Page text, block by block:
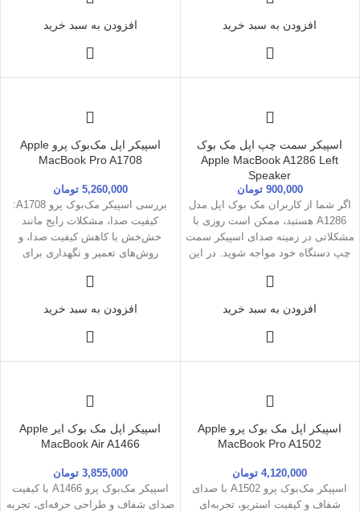
افزودن به سبد خرید
مطالعه این مقاله، می‌توانید مشکلات
خود را شناسایی کرده و اقدام به رفع
افزودن به سبد خرید
اسپیکر سمت چپ اپل مک بوک
Apple MacBook A1286 Left
Speaker
900,000 تومان
اگر شما از کاربران مک بوک اپل مدل
A1286 هستید، ممکن است روزی با
مشکلاتی در زمینه صدای اسپیکر سمت
چپ دستگاه خود مواجه شوید. در این
خرابی اسپیکر سمت چپ و راه‌های
مطالعه این مقاله، می‌توانید مشکلات
خود را شناسایی کرده و اقدام به رفع
افزودن به سبد خرید
اسپیکر اپل مک‌بوک پرو Apple
MacBook Pro A1708
5,260,000 تومان
بررسی اسپیکر مک‌بوک پرو A1708:
کیفیت صدا، مشکلات رایج مانند
خش‌خش یا کاهش کیفیت صدا، و
روش‌های تعمیر و نگهداری برای
افزودن به سبد خرید
اسپیکر اپل مک‌ بوک پرو Apple
MacBook Pro A1502
4,120,000 تومان
اسپیکر مک‌بوک پرو A1502 با صدای
شفاف و کیفیت استریو، تجربه‌ای
اسپیکر اپل مک‌ بوک ایر Apple
MacBook Air A1466
3,855,000 تومان
اسپیکر مک‌بوک پرو A1466 با کیفیت
صدای شفاف و طراحی حرفه‌ای، تجربه